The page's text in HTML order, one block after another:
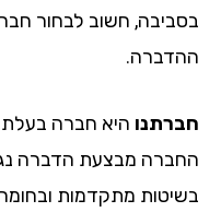
בסביבה, חשוב לבחור
ההדברה.
חברתנו היא חברה בעלת
החברה מבצעת הדברה
בשיטות מתקדמות